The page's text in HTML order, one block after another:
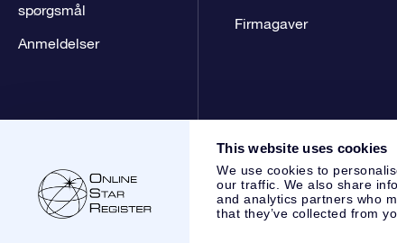
This website uses cookies
We use cookies to
our traffic. We also share
and analytics partners who
that they’ve collected from
spørgsmål
Anmeldelser
Firmagaver